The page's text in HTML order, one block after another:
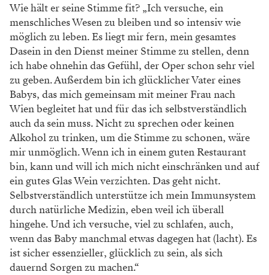
Wie hält er seine Stimme fit? „Ich versuche, ein
menschliches Wesen zu bleiben und so intensiv wie
möglich zu leben. Es liegt mir fern, mein gesamtes
Dasein in den Dienst meiner Stimme zu stellen, denn
ich habe ohnehin das Gefühl, der Oper schon sehr viel
zu geben. Außerdem bin ich glücklicher Vater eines
Babys, das mich gemeinsam mit meiner Frau nach
Wien begleitet hat und für das ich selbstverständlich
auch da sein muss. Nicht zu sprechen oder keinen
Alkohol zu trinken, um die Stimme zu schonen, wäre
mir unmöglich. Wenn ich in einem guten Restaurant
bin, kann und will ich mich nicht einschränken und auf
ein gutes Glas Wein verzichten. Das geht nicht.
Selbstverständlich unterstütze ich mein Immunsystem
durch natürliche Medizin, eben weil ich überall
hingehe. Und ich versuche, viel zu schlafen, auch,
wenn das Baby manchmal etwas dagegen hat (lacht). Es
ist sicher essenzieller, glücklich zu sein, als sich
dauernd Sorgen zu machen.“